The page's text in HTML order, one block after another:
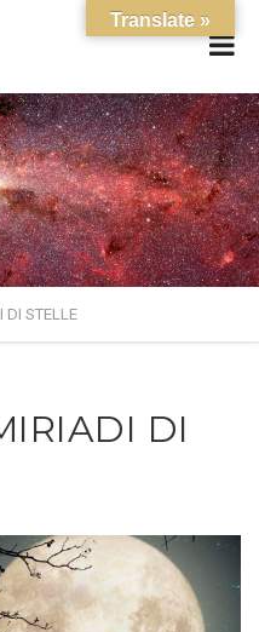
DI STELLE
DI
Translate »